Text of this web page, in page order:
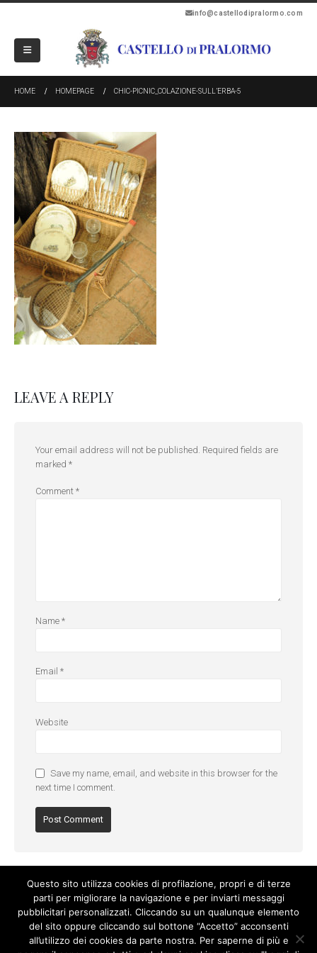
info@castellodipralormo.com
HOME HOMEPAGE CHIC-PICNIC_COLAZIONE-SULL’ERBA-5
LEAVE A REPLY
Your email address will not be published. Required fields are
marked *
Comment *
Name *
Email *
Website
Save my name, email, and website in this browser for the
next time I comment.
Questo sito utilizza cookies di profilazione, propri e di terze
parti per migliorare la navigazione e per inviarti messaggi
pubblicitari personalizzati. Cliccando su un qualunque elemento
del sito oppure cliccando sul bottone “Accetto” acconsenti
all’utilizzo dei cookies da parte nostra. Per saperne di più e